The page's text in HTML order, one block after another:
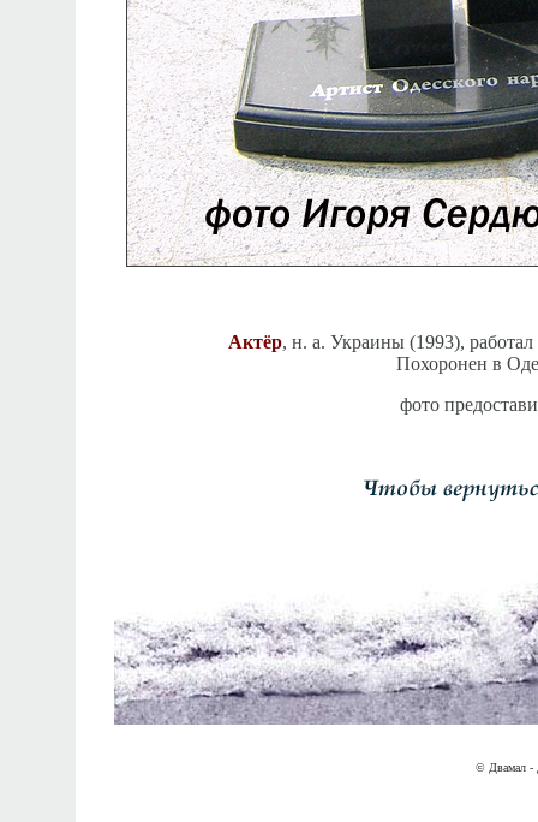
Актёр, н. а. Украины (1993),
Похоронен в
фото
© Двамал -